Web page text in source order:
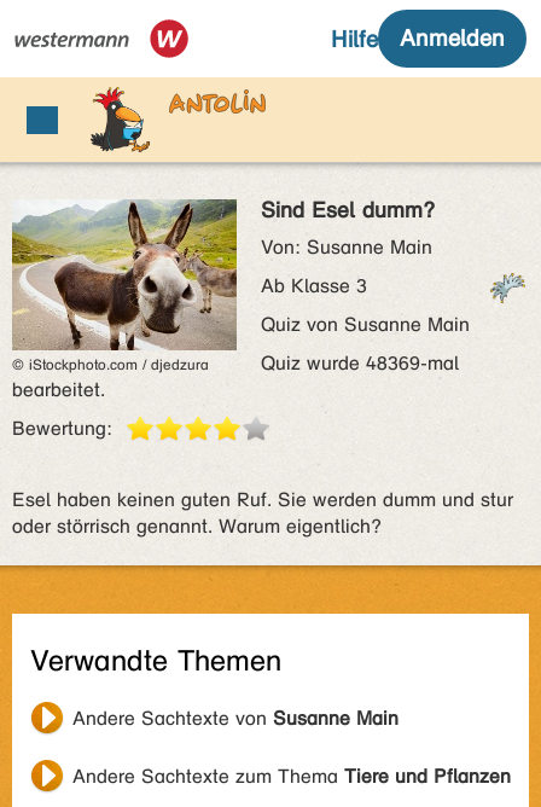
© iStockphoto.com / djedzura
Sind Esel dumm?
Von: Susanne Main
Ab Klasse 3
Quiz von Susanne Main
Quiz wurde 48369-mal
bearbeitet.
Bewertung:
Esel haben keinen guten Ruf. Sie werden dumm und stur
oder störrisch genannt. Warum eigentlich?
Verwandte Themen
Andere Sachtexte von Susanne Main
Andere Sachtexte zum Thema Tiere und Pflanzen